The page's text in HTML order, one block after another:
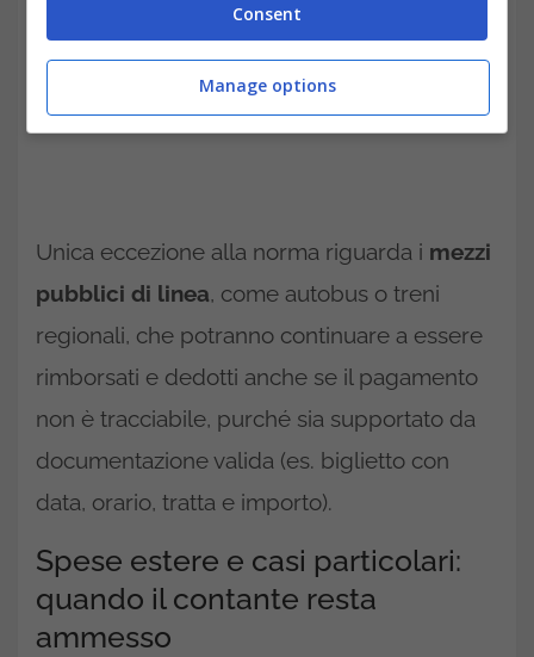
Unica eccezione alla norma riguarda i mezzi
pubblici di linea, come autobus o treni
regionali, che potranno continuare a essere
rimborsati e dedotti anche se il pagamento
non è tracciabile, purché sia supportato da
documentazione valida (es. biglietto con
data, orario, tratta e importo).
Spese estere e casi particolari:
quando il contante resta
ammesso
Consent
Manage options